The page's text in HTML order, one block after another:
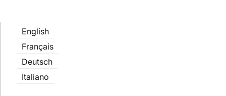
English
Français
Deutsch
Italiano